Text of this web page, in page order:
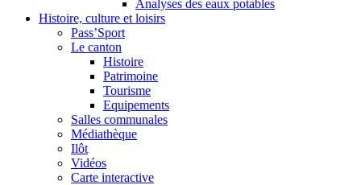
Analyses des eaux potables
Histoire, culture et loisirs
Pass’Sport
Le canton
Histoire
Patrimoine
Tourisme
Equipements
Salles communales
Médiathèque
Ilôt
Vidéos
Carte interactive